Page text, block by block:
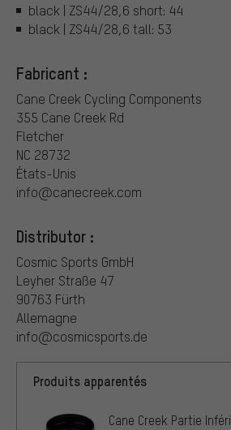
black | ZS44/28,6 short: 44
black | ZS44/28,6 tall: 53
Fabricant :
Cane Creek Cycling Components
355 Cane Creek Rd
Fletcher
NC 28732
États-Unis
info@canecreek.com
Distributor :
Cosmic Sports GmbH
Leyher Straße 47
90763 Fürth
Allemagne
info@cosmicsports.de
Produits apparentés
Cane Creek Partie